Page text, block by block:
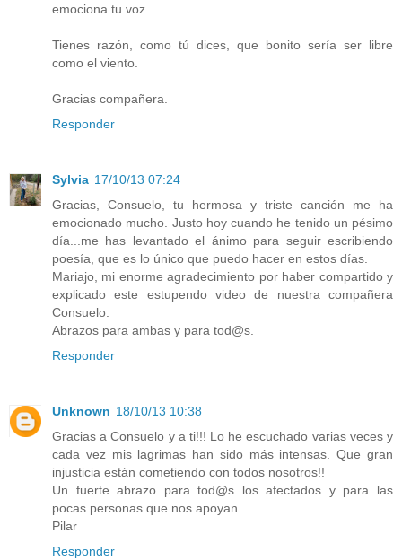
emociona tu voz.
Tienes razón, como tú dices, que bonito sería ser libre
como el viento.
Gracias compañera.
Responder
Sylvia 17/10/13 07:24
Gracias, Consuelo, tu hermosa y triste canción me ha
emocionado mucho. Justo hoy cuando he tenido un pésimo
día...me has levantado el ánimo para seguir escribiendo
poesía, que es lo único que puedo hacer en estos días.
Mariajo, mi enorme agradecimiento por haber compartido y
explicado este estupendo video de nuestra compañera
Consuelo.
Abrazos para ambas y para tod@s.
Responder
Unknown 18/10/13 10:38
Gracias a Consuelo y a ti!!! Lo he escuchado varias veces y
cada vez mis lagrimas han sido más intensas. Que gran
injusticia están cometiendo con todos nosotros!!
Un fuerte abrazo para tod@s los afectados y para las
pocas personas que nos apoyan.
Pilar
Responder